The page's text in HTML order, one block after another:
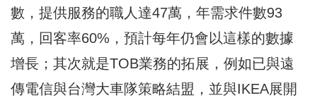
數，提供服務的職人達47萬，年需求件數93
萬，回客率60%，預計每年仍會以這樣的數據
增長；其次就是TOB業務的拓展，例如已與遠
傳電信與台灣大車隊策略結盟，並與IKEA展開